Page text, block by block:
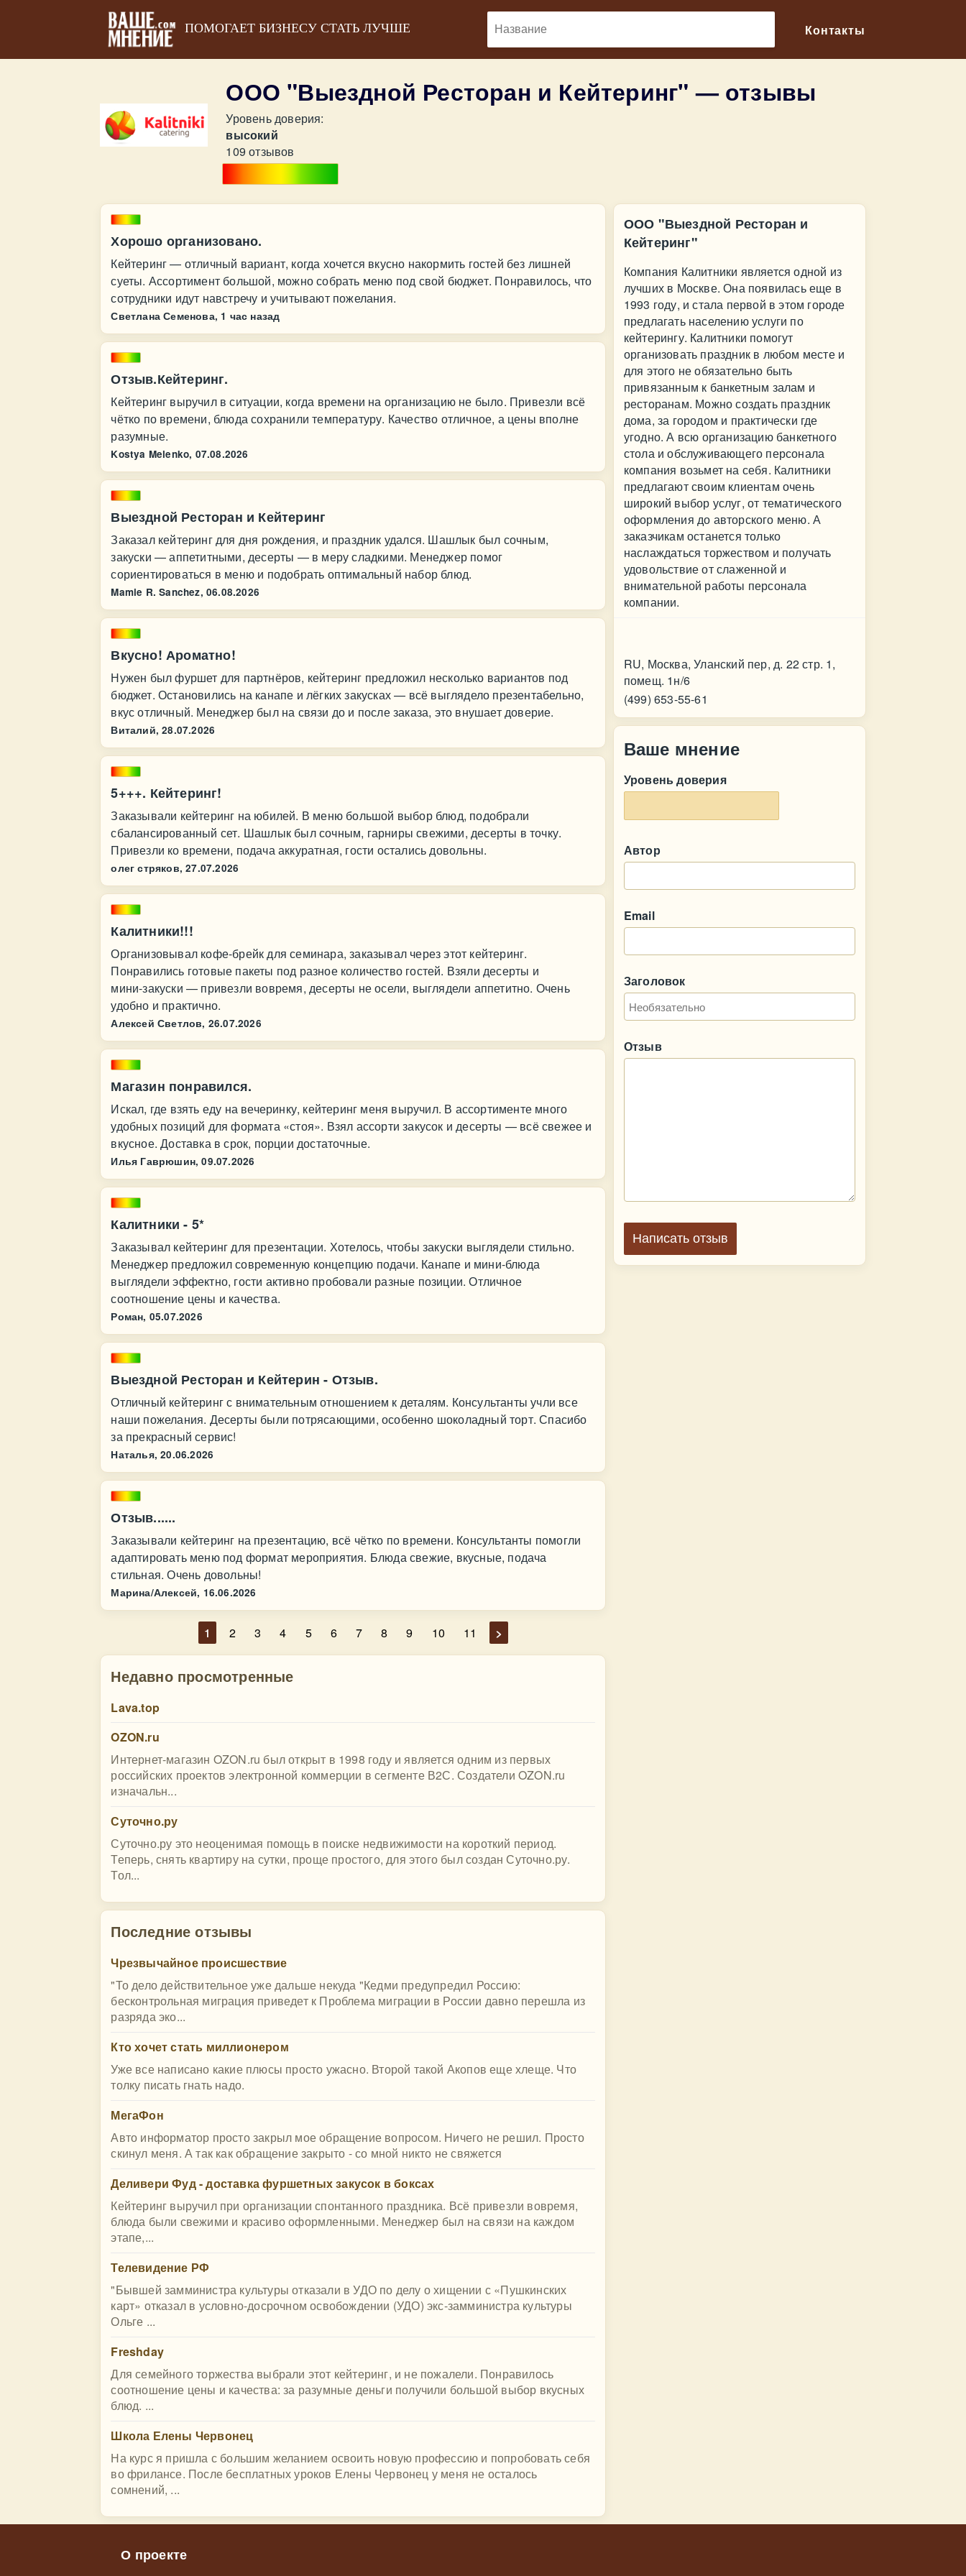
ПОМОГАЕТ БИЗНЕСУ СТАТЬ ЛУЧШЕ Контакты
ООО "Выездной Ресторан и Кейтеринг" — отзывы
Уровень доверия:
высокий
109 отзывов
Хорошо организовано.
Кейтеринг — отличный вариант, когда хочется вкусно накормить гостей без лишней
суеты. Ассортимент большой, можно собрать меню под свой бюджет. Понравилось, что
сотрудники идут навстречу и учитывают пожелания.
Светлана Семенова, 1 час назад
Отзыв.Кейтеринг.
Кейтеринг выручил в ситуации, когда времени на организацию не было. Привезли всё
чётко по времени, блюда сохранили температуру. Качество отличное, а цены вполне
разумные.
Kostya Melenko, 07.08.2026
Выездной Ресторан и Кейтеринг
Заказал кейтеринг для дня рождения, и праздник удался. Шашлык был сочным,
закуски — аппетитными, десерты — в меру сладкими. Менеджер помог
сориентироваться в меню и подобрать оптимальный набор блюд.
Mamie R. Sanchez, 06.08.2026
Вкусно! Ароматно!
Нужен был фуршет для партнёров, кейтеринг предложил несколько вариантов под
бюджет. Остановились на канапе и лёгких закусках — всё выглядело презентабельно,
вкус отличный. Менеджер был на связи до и после заказа, это внушает доверие.
Виталий, 28.07.2026
5+++. Кейтеринг!
Заказывали кейтеринг на юбилей. В меню большой выбор блюд, подобрали
сбалансированный сет. Шашлык был сочным, гарниры свежими, десерты в точку.
Привезли ко времени, подача аккуратная, гости остались довольны.
олег стряков, 27.07.2026
Калитники!!!
Организовывал кофе‑брейк для семинара, заказывал через этот кейтеринг.
Понравились готовые пакеты под разное количество гостей. Взяли десерты и
мини‑закуски — привезли вовремя, десерты не осели, выглядели аппетитно. Очень
удобно и практично.
Алексей Светлов, 26.07.2026
Магазин понравился.
Искал, где взять еду на вечеринку, кейтеринг меня выручил. В ассортименте много
удобных позиций для формата «стоя». Взял ассорти закусок и десерты — всё свежее и
вкусное. Доставка в срок, порции достаточные.
Илья Гаврюшин, 09.07.2026
Калитники - 5*
Заказывал кейтеринг для презентации. Хотелось, чтобы закуски выглядели стильно.
Менеджер предложил современную концепцию подачи. Канапе и мини‑блюда
выглядели эффектно, гости активно пробовали разные позиции. Отличное
соотношение цены и качества.
Роман, 05.07.2026
Выездной Ресторан и Кейтерин - Отзыв.
Отличный кейтеринг с внимательным отношением к деталям. Консультанты учли все
наши пожелания. Десерты были потрясающими, особенно шоколадный торт. Спасибо
за прекрасный сервис!
Наталья, 20.06.2026
Отзыв......
Заказывали кейтеринг на презентацию, всё чётко по времени. Консультанты помогли
адаптировать меню под формат мероприятия. Блюда свежие, вкусные, подача
стильная. Очень довольны!
Марина/Алексей, 16.06.2026
1 2 3 4 5 6 7 8 9 10 11 >
Недавно просмотренные
Lava.top
OZON.ru
Интернет-магазин OZON.ru был открыт в 1998 году и является одним из первых
российских проектов электронной коммерции в сегменте В2С. Создатели OZON.ru
изначальн...
Суточно.ру
Суточно.ру это неоценимая помощь в поиске недвижимости на короткий период.
Теперь, снять квартиру на сутки, проще простого, для этого был создан Суточно.ру.
Тол...
Последние отзывы
Чрезвычайное происшествие
"То дело действительное уже дальше некуда "Кедми предупредил Россию:
бесконтрольная миграция приведет к Проблема миграции в России давно перешла из
разряда эко...
Кто хочет стать миллионером
Уже все написано какие плюсы просто ужасно. Второй такой Акопов еще хлеще. Что
толку писать гнать надо.
МегаФон
Авто информатор просто закрыл мое обращение вопросом. Ничего не решил. Просто
скинул меня. А так как обращение закрыто - со мной никто не свяжется
Деливери Фуд - доставка фуршетных закусок в боксах
Кейтеринг выручил при организации спонтанного праздника. Всё привезли вовремя,
блюда были свежими и красиво оформленными. Менеджер был на связи на каждом
этапе,...
Телевидение РФ
"Бывшей замминистра культуры отказали в УДО по делу о хищении с «Пушкинских
карт» отказал в условно-досрочном освобождении (УДО) экс-замминистра культуры
Ольге ...
Freshday
Для семейного торжества выбрали этот кейтеринг, и не пожалели. Понравилось
соотношение цены и качества: за разумные деньги получили большой выбор вкусных
блюд. ...
Школа Елены Червонец
На курс я пришла с большим желанием освоить новую профессию и попробовать себя
во фрилансе. После бесплатных уроков Елены Червонец у меня не осталось
сомнений, ...
ООО "Выездной Ресторан и
Кейтеринг"
Компания Калитники является одной из
лучших в Москве. Она появилась еще в
1993 году, и стала первой в этом городе
предлагать населению услуги по
кейтерингу. Калитники помогут
организовать праздник в любом месте и
для этого не обязательно быть
привязанным к банкетным залам и
ресторанам. Можно создать праздник
дома, за городом и практически где
угодно. А всю организацию банкетного
стола и обслуживающего персонала
компания возьмет на себя. Калитники
предлагают своим клиентам очень
широкий выбор услуг, от тематического
оформления до авторского меню. А
заказчикам останется только
наслаждаться торжеством и получать
удовольствие от слаженной и
внимательной работы персонала
компании.
RU, Москва, Уланский пер, д. 22 стр. 1,
помещ. 1н/6
(499) 653-55-61
Ваше мнение
Уровень доверия
Автор
Email
Заголовок
Отзыв
Написать отзыв
О проекте